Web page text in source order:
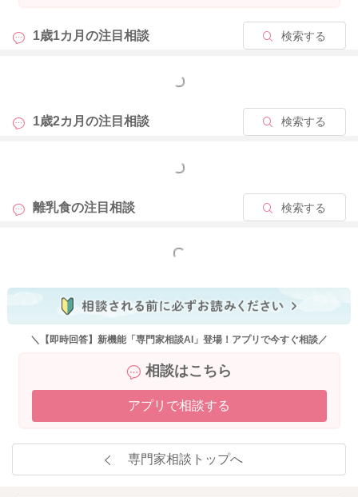
う事を自分自身で体験して学んでいきます。 汚しながら、潰
しながら、投げ飛ばしたりしながら食材の特性を学んでいる学
て下さいね。
偏食外来のパンフレットに参考になる内容がかかれていますの
「神奈川県立こども医療センター偏食外来パンフレット」
https://kanagawa-syounihokenkyoukai.jp/pamphlet/
また、食事の際に何か楽しい要素を取り入れて頂くと、だんだ
どを挟んで、一緒におままごと感覚で調理過程を手伝ってもら
ねが、その他の食材も食べてみようかな？と思えるきかっけ作
野菜スープに入れる野菜も可愛い形にくり抜いたり、一緒にフ
リフリおにぎりを作ったり、パンにヨーグルトなどを塗ってく
るくるサンドイッチを作ったり、お子様ができそうな事を一緒
お人形に食べさせる真似をしたり、お母さんとお子さんで食べ
させ合いっこをするのも良いですね。
1歳1カ月の注目相談 検索する
もっと見る
1歳2カ月の注目相談 検索する
もっと見る
離乳食の注目相談 検索する
もっと見る
＼【即時回答】新機能「専門家相談AI」登場！アプリで今すぐ相談／
相談はこちら
アプリで相談する
専門家相談トップへ